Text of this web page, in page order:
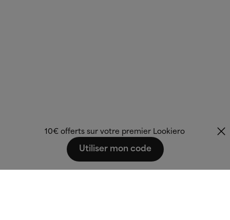
10€ offerts sur votre premier Lookiero
Utiliser mon code